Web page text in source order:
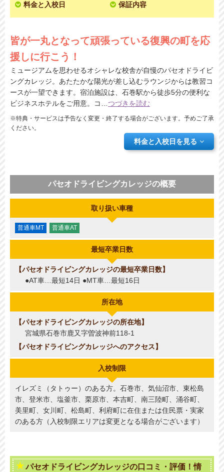
料金と入校日
保証内容
皆が一丸となって頑張っている復興の町を応
援しに行こう！
ミュージアムを思わせるオシャレな校舎が自慢のパセオドライビ
ングカレッジ。あたたかな陽光が差し込むラウンジからは教習コ
ースが一望できます。宿泊施設は、石巻駅から徒歩5分の便利な
ビジネスホテルをご用意。コ
つづきを読む
※特典・サービスは予告なく変更・終了する場合がございます。予めご了承
ください。
料金と入校日を見る
パセオドライビングカレッジの概要
取り扱い車種
普通車MT 普通車AT
最短卒業日数
パセオドライビングカレッジの最短卒業日数
●AT車…最短14日 ●MT車…最短16日
所在地
パセオドライビングカレッジの所在地
宮城県石巻市鹿又字曽波神前118-1
パセオドライビングカレッジへのアクセス
入校制限
イレズミ（タトゥー）のある方。石巻市、気仙沼市、東松島
市、登米市、塩釜市、栗原市、本吉町、南三陸町、涌谷町、
美里町、女川町、松島町、利府町に在住または住民票・実家
のある方（入校制限エリアは変更となる場合がございます）
パセオドライビングカレッジの口コミ・評価！情